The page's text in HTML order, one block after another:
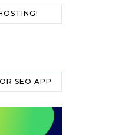
SEO APP